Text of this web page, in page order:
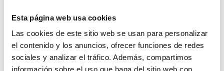
Esta página web usa cookies
Las cookies de este sitio web se usan para personalizar
el contenido y los anuncios, ofrecer funciones de redes
sociales y analizar el tráfico. Además, compartimos
información sobre el uso que haga del sitio web con
Jean-Michel Basquiat
Todos los diseñadores
Obra de la semana